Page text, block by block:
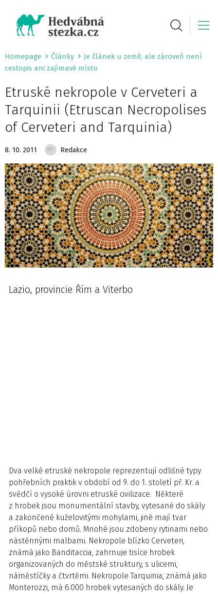
Homepage Články
Je článek u země, ale zároveň není
cestopis ani zajímavé místo
Etruské nekropole v Cerveteri a
Tarquinii (Etruscan Necropolises
of Cerveteri and Tarquinia)
8. 10. 2011 Redakce
Lazio, provincie Řím a Viterbo
Dva velké etruské nekropole reprezentují odlišné typy
pohřebních praktik v období od 9. do 1. století př. Kr. a
svědčí o vysoké úrovni etruské civilizace. Některé
z hrobek jsou monumentální stavby, vytesané do skály
a zakončené kuželovitými mohylami, jiné mají tvar
příkopů nebo domů. Mnohé jsou zdobeny rytinami nebo
nástěnnými malbami. Nekropole blízko Cerveteri,
známá jako Banditaccia, zahrnuje tisíce hrobek
organizovaných do městské struktury, s ulicemi,
náměstíčky a čtvrtěmi. Nekropole Tarquinia, známá jako
Monterozzi, má 6.000 hrobek vytesaných do skály. Je